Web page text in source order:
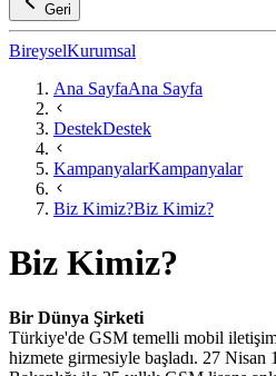
Geri
BireyselKurumsal
Ana SayfaAna Sayfa
DestekDestek
KampanyalarKampanyalar
Biz Kimiz?Biz Kimiz?
Biz Kimiz?
Bir Dünya Şirketi
Türkiye'de GSM temelli mobil
hizmete girmesiyle başladı. 27 Nisan